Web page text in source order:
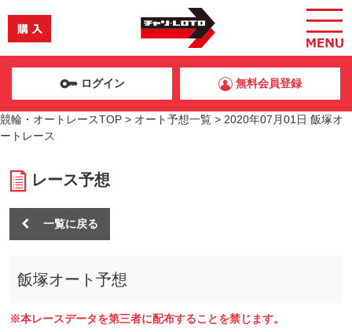
ログイン 無料会員登録
競輪・オートレースTOP > オート予想一覧 > 2020年07月01日 飯塚オ
ートレース
レース予想
一覧に戻る
飯塚オート予想
※本レースデータを第三者に配布することを禁じます。